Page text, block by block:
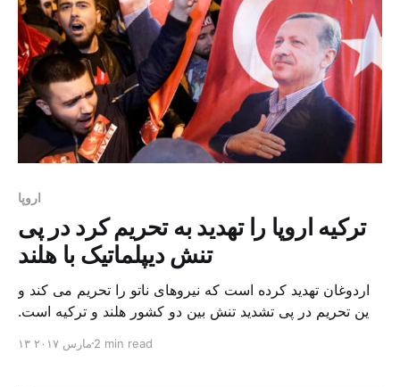
اروپا
ترکیه اروپا را تهدید به تحریم کرد در پی
تنش دیپلماتیک با هلند
اردوغان تهدید کرده است که نیروهای ناتو را تحریم می کند و
این تحریم در پی تشدید تنش بین دو کشور هلند و ترکیه است.
برگزار می‌شود و دولت هلند به همین دلیل اعلام کرده بود که
۱۳ مارس ۲۰۱۷ 2 min read